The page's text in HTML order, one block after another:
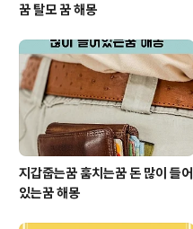
꿈 탈모 꿈 해몽
지갑줍는꿈 훔치는꿈 돈 많이 들어
있는꿈 해몽